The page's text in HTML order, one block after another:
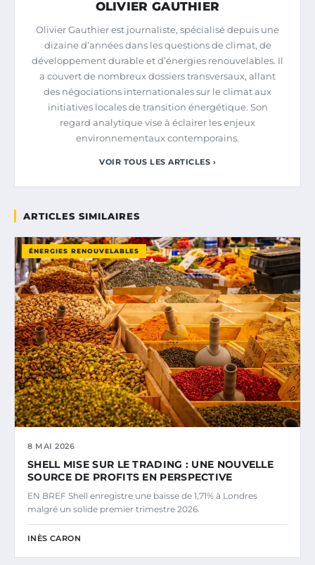
OLIVIER GAUTHIER
Olivier Gauthier est journaliste, spécialisé depuis une
dizaine d’années dans les questions de climat, de
développement durable et d’énergies renouvelables. Il
a couvert de nombreux dossiers transversaux, allant
des négociations internationales sur le climat aux
initiatives locales de transition énergétique. Son
regard analytique vise à éclairer les enjeux
environnementaux contemporains.
VOIR TOUS LES ARTICLES ›
ARTICLES SIMILAIRES
ÉNERGIES RENOUVELABLES
8 MAI 2026
SHELL MISE SUR LE TRADING : UNE NOUVELLE
SOURCE DE PROFITS EN PERSPECTIVE
EN BREF Shell enregistre une baisse de 1,71% à Londres
malgré un solide premier trimestre 2026.
INÈS CARON